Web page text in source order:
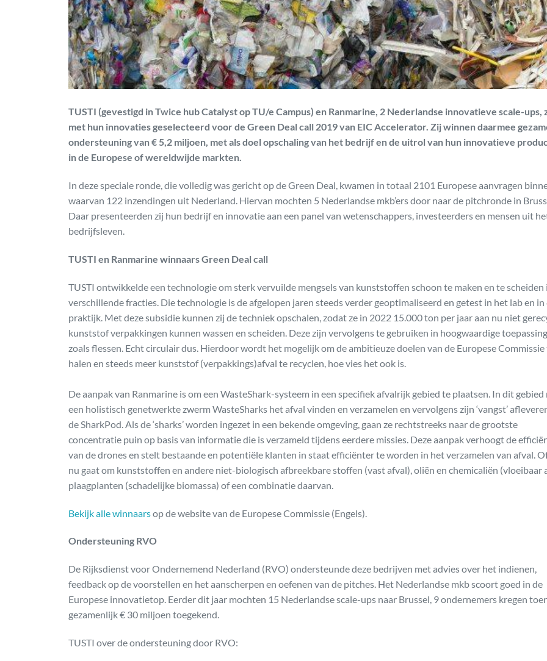
TUSTI (gevestigd in Twice hub Catalyst op TU/e Campus) en Ranmarine, 2 Nederlandse innovatieve scale-ups,
met hun innovaties geselecteerd voor de Green Deal call 2019 van EIC Accelerator. Zij winnen daarmee
ondersteuning van € 5,2 miljoen, met als doel opschaling van het bedrijf en de uitrol van hun innovatieve
in de Europese of wereldwijde markten.
In deze speciale ronde, die volledig was gericht op de Green Deal, kwamen in totaal 2101 Europese aanvragen
waarvan 122 inzendingen uit Nederland. Hiervan mochten 5 Nederlandse mkb’ers door naar de pitchronde in
Daar presenteerden zij hun bedrijf en innovatie aan een panel van wetenschappers, investeerders en mensen uit
bedrijfsleven.
TUSTI en Ranmarine winnaars Green Deal call
TUSTI ontwikkelde een technologie om sterk vervuilde mengsels van kunststoffen schoon te maken en te scheiden
verschillende fracties. Die technologie is de afgelopen jaren steeds verder geoptimaliseerd en getest in het lab en in
praktijk. Met deze subsidie kunnen zij de techniek opschalen, zodat ze in 2022 15.000 ton per jaar aan nu niet
kunststof verpakkingen kunnen wassen en scheiden. Deze zijn vervolgens te gebruiken in hoogwaardige
zoals flessen. Echt circulair dus. Hierdoor wordt het mogelijk om de ambitieuze doelen van de Europese Commissie
halen en steeds meer kunststof (verpakkings)afval te recyclen, hoe vies het ook is.
De aanpak van Ranmarine is om een WasteShark-systeem in een specifiek afvalrijk gebied te plaatsen. In dit gebied
een holistisch genetwerkte zwerm WasteSharks het afval vinden en verzamelen en vervolgens zijn ‘vangst’
de SharkPod. Als de ‘sharks’ worden ingezet in een bekende omgeving, gaan ze rechtstreeks naar de grootste
concentratie puin op basis van informatie die is verzameld tijdens eerdere missies. Deze aanpak verhoogt de
van de drones en stelt bestaande en potentiële klanten in staat efficiënter te worden in het verzamelen van afval.
nu gaat om kunststoffen en andere niet-biologisch afbreekbare stoffen (vast afval), oliën en chemicaliën (vloeibaar
plaagplanten (schadelijke biomassa) of een combinatie daarvan.
Bekijk alle winnaarsop de website van de Europese Commissie (Engels).
Ondersteuning RVO
De Rijksdienst voor Ondernemend Nederland (RVO) ondersteunde deze bedrijven met advies over het indienen,
feedback op de voorstellen en het aanscherpen en oefenen van de pitches. Het Nederlandse mkb scoort goed in de
Europese innovatietop. Eerder dit jaar mochten 15 Nederlandse scale-ups naar Brussel, 9 ondernemers kregen
gezamenlijk € 30 miljoen toegekend.
TUSTI over de ondersteuning door RVO: